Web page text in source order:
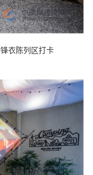
衣陈列区打卡